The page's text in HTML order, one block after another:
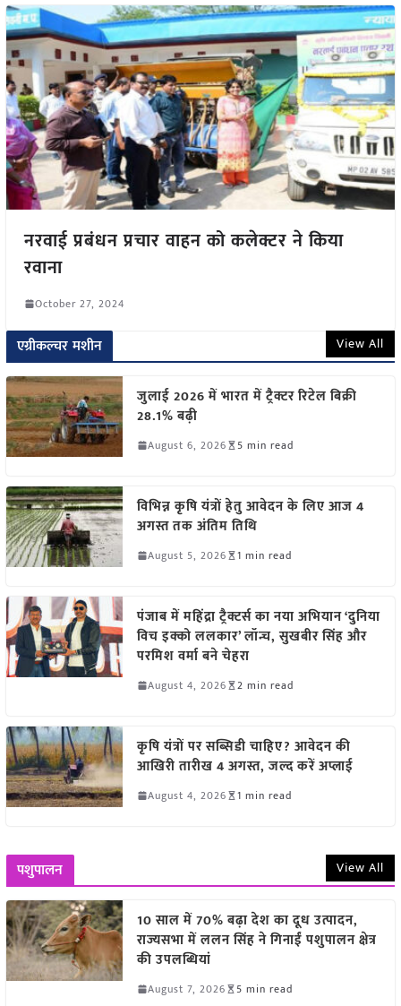
नरवाई प्रबंधन प्रचार वाहन को कलेक्टर ने किया
रवाना
October 27, 2024
एग्रीकल्चर मशीन View All
जुलाई 2026 में भारत में ट्रैक्टर रिटेल बिक्री
28.1% बढ़ी
August 6, 2026 5 min read
विभिन्न कृषि यंत्रों हेतु आवेदन के लिए आज 4
अगस्त तक अंतिम तिथि
August 5, 2026 1 min read
पंजाब में महिंद्रा ट्रैक्टर्स का नया अभियान ‘दुनिया
विच इक्को ललकार’ लॉन्च, सुखबीर सिंह और
परमिश वर्मा बने चेहरा
August 4, 2026 2 min read
कृषि यंत्रों पर सब्सिडी चाहिए? आवेदन की
आखिरी तारीख 4 अगस्त, जल्द करें अप्लाई
August 4, 2026 1 min read
पशुपालन View All
10 साल में 70% बढ़ा देश का दूध उत्पादन,
राज्यसभा में ललन सिंह ने गिनाईं पशुपालन क्षेत्र
की उपलब्धियां
August 7, 2026 5 min read